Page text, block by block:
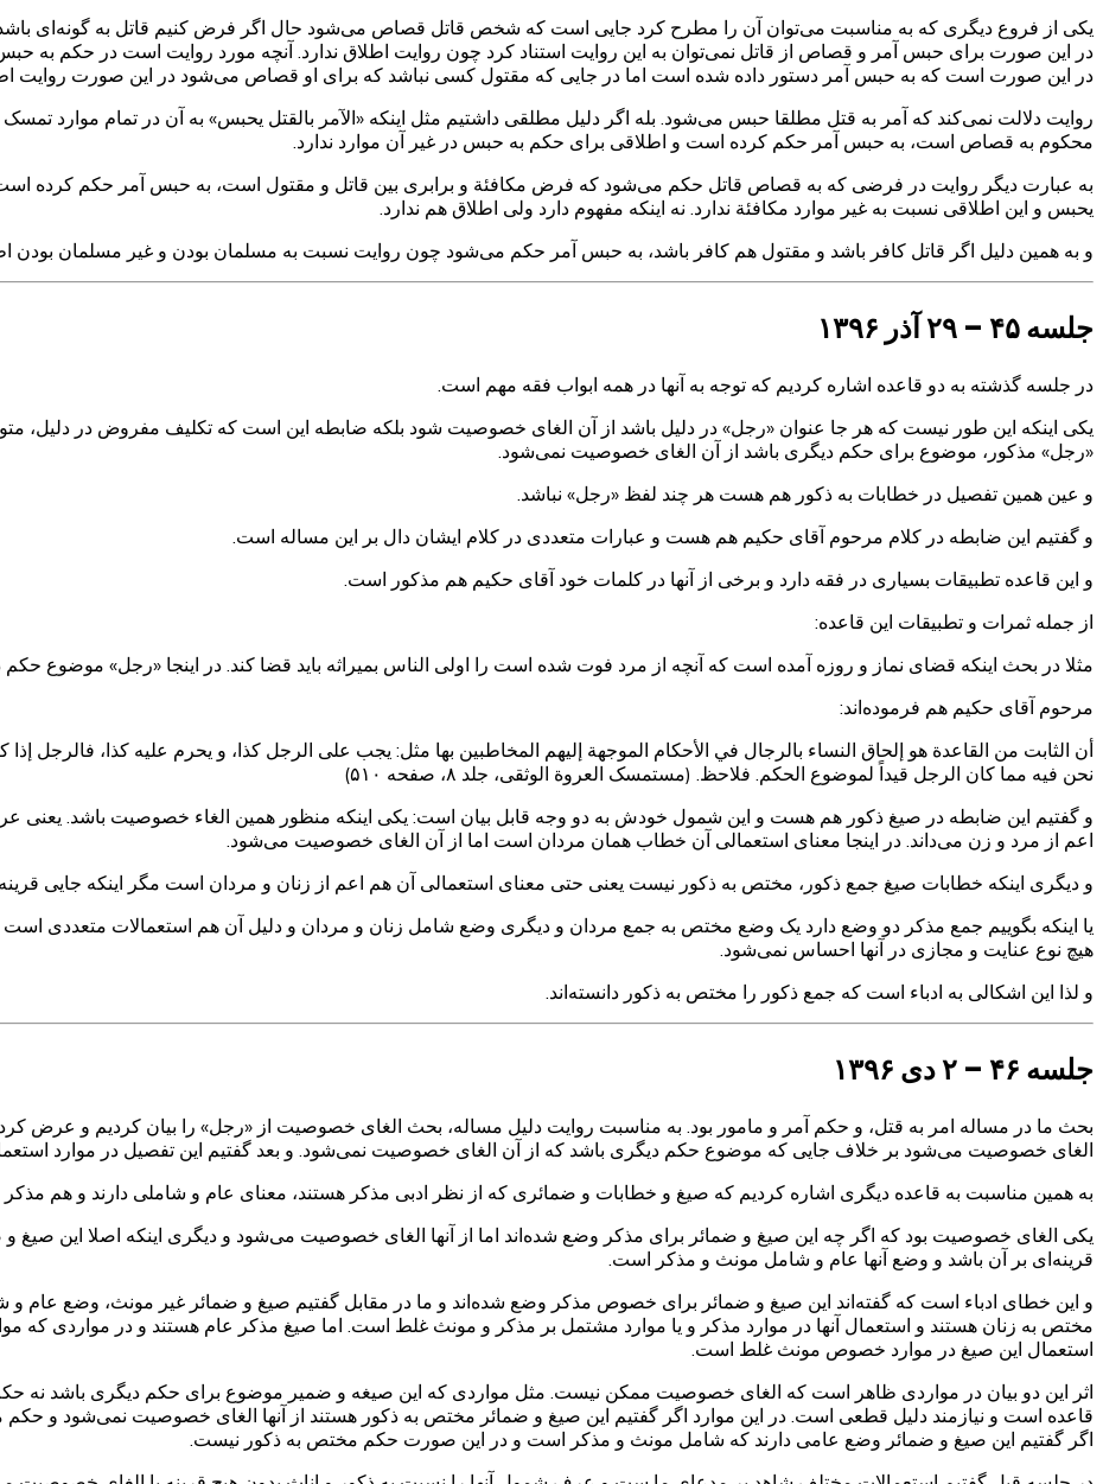
یکی از فروع دیگری که به مناسبت می‌توان آن را مطرح کرد جایی است که شخص قاتل قصاص می‌شود حال اگر فرض کنیم قاتل به گونه‌ای
در این صورت برای حبس آمر و قصاص از قاتل نمی‌توان به این روایت استناد کرد چون روایت اطلاق ندارد. آنچه مورد روایت است در
در این صورت است که به حبس آمر دستور داده شده است اما در جایی که مقتول کسی نباشد که برای او قصاص می‌شود در این صورت روایت
روایت دلالت نمی‌کند که آمر به قتل مطلقا حبس می‌شود. بله اگر دلیل مطلقی داشتیم مثل اینکه «الآمر بالقتل یحبس» به آن در تمام موارد
محکوم به قصاص است، به حبس آمر حکم کرده است و اطلاقی برای حکم به حبس در غیر آن موارد ندارد.
به عبارت دیگر روایت در فرضی که به قصاص قاتل حکم می‌شود که فرض مکافئة و برابری بین قاتل و مقتول است، به حبس آمر حکم کرده
یحبس و این اطلاقی نسبت به غیر موارد مکافئة ندارد. نه اینکه مفهوم دارد ولی اطلاق هم ندارد.
و به همین دلیل اگر قاتل کافر باشد و مقتول هم کافر باشد، به حبس آمر حکم می‌شود چون روایت نسبت به مسلمان بودن و غیر مسلمان بودن
جلسه ۴۵ – ۲۹ آذر ۱۳۹۶
در جلسه گذشته به دو قاعده اشاره کردیم که توجه به آنها در همه ابواب فقه مهم است.
یکی اینکه این طور نیست که هر جا عنوان «رجل» در دلیل باشد از آن الغای خصوصیت شود بلکه ضابطه این است که تکلیف مفروض در دلیل،
«رجل» مذکور، موضوع برای حکم دیگری باشد از آن الغای خصوصیت نمی‌شود.
و عین همین تفصیل در خطابات به ذکور هم هست هر چند لفظ «رجل» نباشد.
و گفتیم این ضابطه در کلام مرحوم آقای حکیم هم هست و عبارات متعددی در کلام ایشان دال بر این مساله است.
و این قاعده تطبیقات بسیاری در فقه دارد و برخی از آنها در کلمات خود آقای حکیم هم مذکور است.
از جمله ثمرات و تطبیقات این قاعده:
مثلا در بحث اینکه قضای نماز و روزه آمده است که آنچه از مرد فوت شده است را اولی الناس بمیراثه باید قضا کند. در اینجا «رجل» موضوع
مرحوم آقای حکیم هم فرموده‌اند:
أن الثابت من القاعدة هو إلحاق النساء بالرجال في الأحكام الموجهة إليهم المخاطبين بها مثل: يجب على الرجل كذا، و يحرم عليه كذا، فالرجل
نحن فيه مما كان الرجل قيداً لموضوع الحكم. فلاحظ. (مستمسک العروة الوثقی، جلد ۸، صفحه ۵۱۰)
و گفتیم این ضابطه در صیغ ذکور هم هست و این شمول خودش به دو وجه قابل بیان است: یکی اینکه منظور همین الغاء خصوصیت باشد.
اعم از مرد و زن می‌داند. در اینجا معنای استعمالی آن خطاب همان مردان است اما از آن الغای خصوصیت می‌شود.
و دیگری اینکه خطابات صیغ جمع ذکور، مختص به ذکور نیست یعنی حتی معنای استعمالی آن هم اعم از زنان و مردان است مگر اینکه جایی
یا اینکه بگوییم جمع مذکر دو وضع دارد یک وضع مختص به جمع مردان و دیگری وضع شامل زنان و مردان و دلیل آن هم استعمالات متعددی
هیچ نوع عنایت و مجازی در آنها احساس نمی‌شود.
و لذا این اشکالی به ادباء است که جمع ذکور را مختص به ذکور دانسته‌اند.
جلسه ۴۶ – ۲ دی ۱۳۹۶
بحث ما در مساله امر به قتل، و حکم آمر و مامور بود. به مناسبت روایت دلیل مساله، بحث الغای خصوصیت از «رجل» را بیان کردیم و
الغای خصوصیت می‌شود بر خلاف جایی که موضوع حکم دیگری باشد که از آن الغای خصوصیت نمی‌شود. و بعد گفتیم این تفصیل در موارد
به همین مناسبت به قاعده دیگری اشاره کردیم که صیغ و خطابات و ضمائری که از نظر ادبی مذکر هستند، معنای عام و شاملی دارند و هم مذکر
یکی الغای خصوصیت بود که اگر چه این صیغ و ضمائر برای مذکر وضع شده‌اند اما از آنها الغای خصوصیت می‌شود و دیگری اینکه اصلا این صیغ
قرینه‌ای بر آن باشد و وضع آنها عام و شامل مونث و مذکر است.
و این خطای ادباء است که گفته‌اند این صیغ و ضمائر برای خصوص مذکر وضع شده‌اند و ما در مقابل گفتیم صیغ و ضمائر غیر مونث، وضع عام و
مختص به زنان هستند و استعمال آنها در موارد مذکر و یا موارد مشتمل بر مذکر و مونث غلط است. اما صیغ مذکر عام هستند و در مواردی
استعمال این صیغ در موارد خصوص مونث غلط است.
اثر این دو بیان در مواردی ظاهر است که الغای خصوصیت ممکن نیست. مثل مواردی که این صیغه و ضمیر موضوع برای حکم دیگری باشد نه
قاعده است و نیازمند دلیل قطعی است. در این موارد اگر گفتیم این صیغ و ضمائر مختص به ذکور هستند از آنها الغای خصوصیت نمی‌شود و حکم
اگر گفتیم این صیغ و ضمائر وضع عامی دارند که شامل مونث و مذکر است و در این صورت حکم مختص به ذکور نیست.